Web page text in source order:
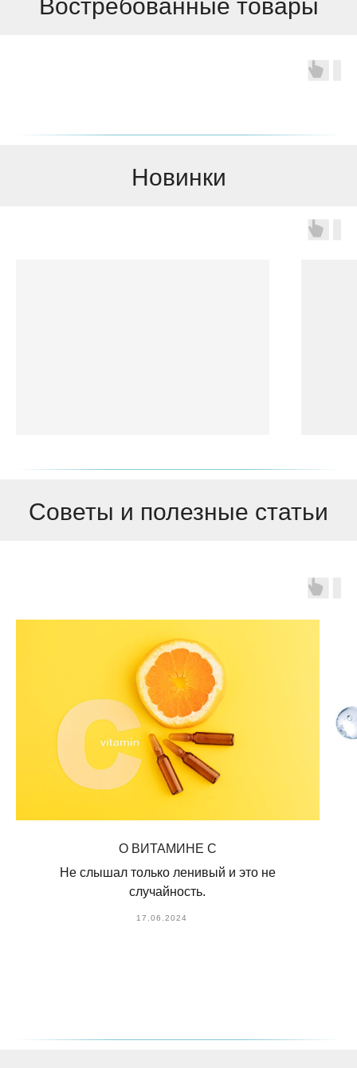
Востребованные товары
Новинки
Советы и полезные статьи
О ВИТАМИНЕ С
Не слышал только ленивый и это не
случайность.
17.06.2024